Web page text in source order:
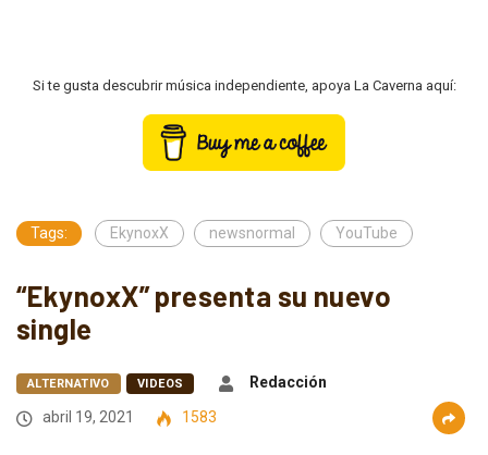
Si te gusta descubrir música independiente, apoya La Caverna aquí:
Tags: EkynoxX newsnormal YouTube
“EkynoxX” presenta su nuevo
single
ALTERNATIVO VIDEOS
Redacción
abril 19, 2021
1583